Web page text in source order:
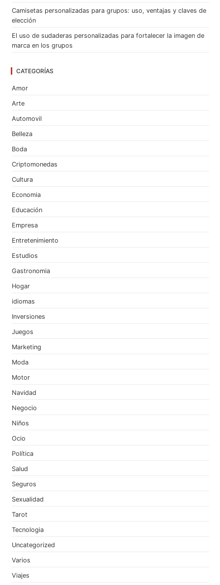
Camisetas personalizadas para grupos: uso, ventajas y claves de
elección
El uso de sudaderas personalizadas para fortalecer la imagen de
marca en los grupos
CATEGORÍAS
Amor
Arte
Automovil
Belleza
Boda
Criptomonedas
Cultura
Economia
Educación
Empresa
Entretenimiento
Estudios
Gastronomia
Hogar
idiomas
Inversiones
Juegos
Marketing
Moda
Motor
Navidad
Negocio
Niños
Ocio
Política
Salud
Seguros
Sexualidad
Tarot
Tecnologia
Uncategorized
Varios
Viajes